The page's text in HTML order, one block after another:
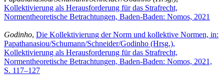
Kollektivierung als Herausforderung für das Strafrecht,
Normentheoretische Betrachtungen, Baden-Baden: Nomos, 2021
Godinho, Die Kollektivierung der Norm und kollektive Normen, in:
Papathanasiou/Schumann/Schneider/Godinho (Hrsg.),
Kollektivierung als Herausforderung für das Strafrecht,
Normentheoretische Betrachtungen, Baden-Baden: Nomos, 2021,
S. 117–127